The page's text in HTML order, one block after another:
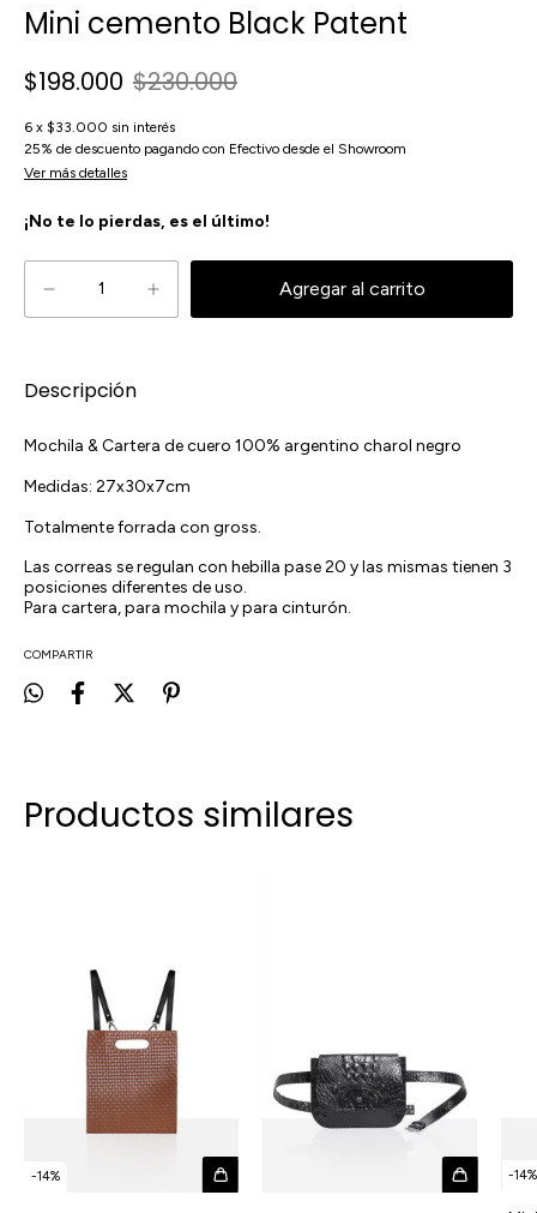
Mini cemento Black Patent
$198.000 $230.000
6 x $33.000 sin interés
25% de descuento pagando con Efectivo desde el Showroom
Ver más detalles
¡No te lo pierdas, es el último!
Descripción
Mochila & Cartera de cuero 100% argentino charol negro
Medidas: 27x30x7cm
Totalmente forrada con gross.
Las correas se regulan con hebilla pase 20 y las mismas tienen 3
posiciones diferentes de uso.
Para cartera, para mochila y para cinturón.
COMPARTIR
Productos similares
-14% -14%